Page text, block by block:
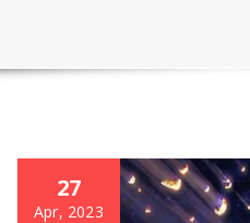
27
Apr, 2023